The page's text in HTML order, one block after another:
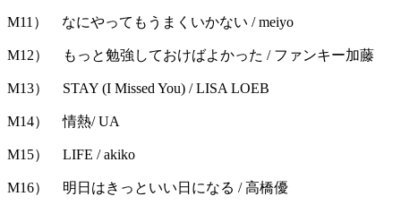
M11） なにやってもうまくいかない / meiyo
M12） もっと勉強しておけばよかった / ファンキー加藤
M13） STAY (I Missed You) / LISA LOEB
M14） 情熱/ UA
M15） LIFE / akiko
M16） 明日はきっといい日になる / 高橋優